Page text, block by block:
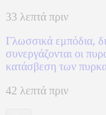
33 λεπτά πριν
Γλωσσικά εμπόδια,
συνεργάζονται οι
κατάσβεση των
42 λεπτά πριν